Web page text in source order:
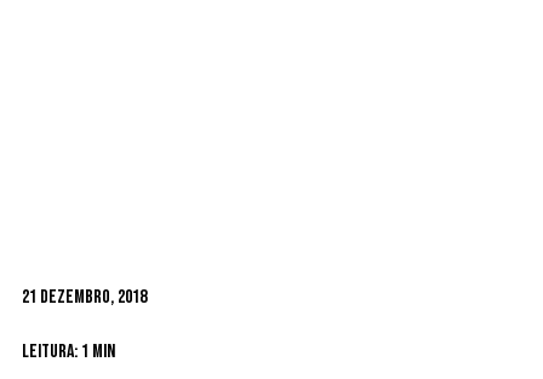
21 Dezembro, 2018
Leitura: 1 min